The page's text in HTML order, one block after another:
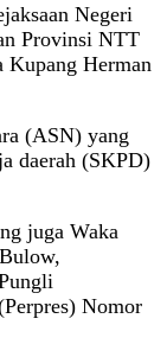
Negeri
Provinsi NTT
Herman
(ASN) yang
daerah (SKPD)
juga Waka
Nomor